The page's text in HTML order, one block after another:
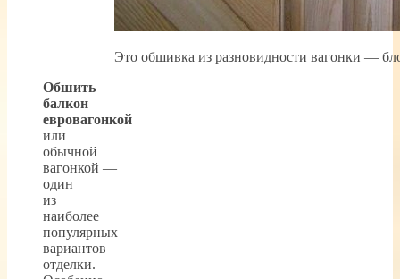
Это обшивка из разновидности вагонки —
Обшить
балкон
евровагонкой
или
обычной
вагонкой —
один
из
наиболее
популярных
вариантов
отделки.